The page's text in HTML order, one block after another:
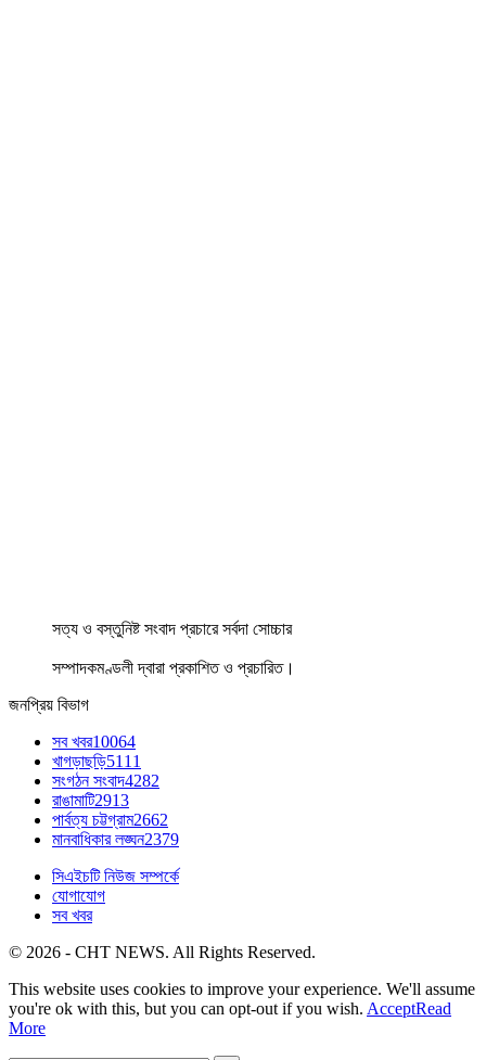
সত্য ও বস্তুনিষ্ট সংবাদ প্রচারে সর্বদা সোচ্চার
সম্পাদকমণ্ডলী দ্বারা প্রকাশিত ও প্রচারিত।
জনপ্রিয় বিভাগ
সব খবর10064
খাগড়াছড়ি5111
সংগঠন সংবাদ4282
রাঙামাটি2913
পার্বত্য চট্টগ্রাম2662
মানবাধিকার লঙ্ঘন2379
সিএইচটি নিউজ সম্পর্কে
যোগাযোগ
সব খবর
© 2026 - CHT NEWS. All Rights Reserved.
This website uses cookies to improve your experience. We'll assume
you're ok with this, but you can opt-out if you wish. AcceptRead
More